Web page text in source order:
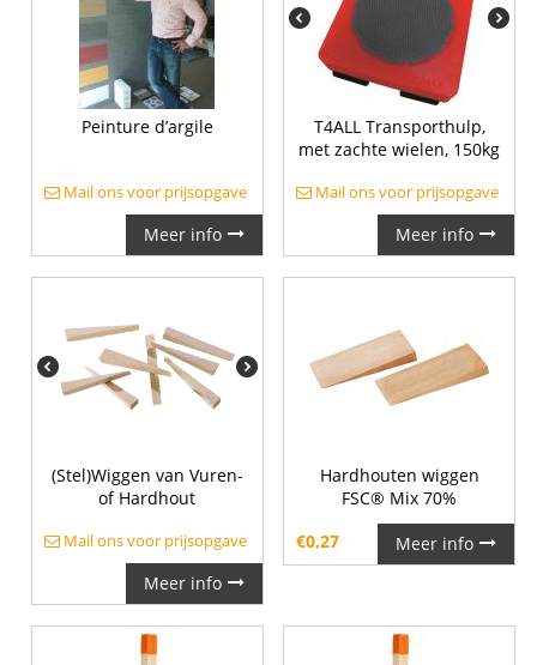
Peinture d’argile
Mail ons voor prijsopgave
Meer info
T4ALL Transporthulp,
met zachte wielen, 150kg
Mail ons voor prijsopgave
Meer info
(Stel)Wiggen van Vuren-
of Hardhout
Mail ons voor prijsopgave
Meer info
Hardhouten wiggen
FSC® Mix 70%
€0,27 Meer info